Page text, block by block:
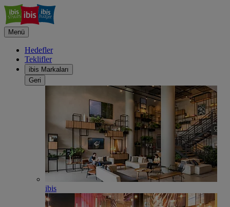
Menü
Hedefler
Teklifler
ibis Markaları
Geri
ibis